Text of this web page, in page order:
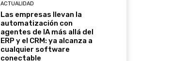
ACTUALIDAD
Las empresas llevan la
automatización con
agentes de IA más allá del
ERP y el CRM: ya alcanza a
cualquier software
conectable